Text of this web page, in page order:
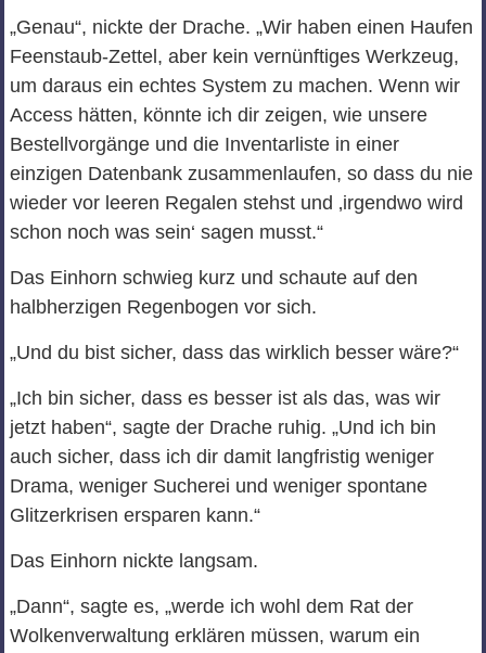
„Genau“, nickte der Drache. „Wir haben einen Haufen
Feenstaub‑Zettel, aber kein vernünftiges Werkzeug,
um daraus ein echtes System zu machen. Wenn wir
Access hätten, könnte ich dir zeigen, wie unsere
Bestellvorgänge und die Inventarliste in einer
einzigen Datenbank zusammenlaufen, so dass du nie
wieder vor leeren Regalen stehst und ‚irgendwo wird
schon noch was sein‘ sagen musst.“
Das Einhorn schwieg kurz und schaute auf den
halbherzigen Regenbogen vor sich.
„Und du bist sicher, dass das wirklich besser wäre?“
„Ich bin sicher, dass es besser ist als das, was wir
jetzt haben“, sagte der Drache ruhig. „Und ich bin
auch sicher, dass ich dir damit langfristig weniger
Drama, weniger Sucherei und weniger spontane
Glitzerkrisen ersparen kann.“
Das Einhorn nickte langsam.
„Dann“, sagte es, „werde ich wohl dem Rat der
Wolkenverwaltung erklären müssen, warum ein